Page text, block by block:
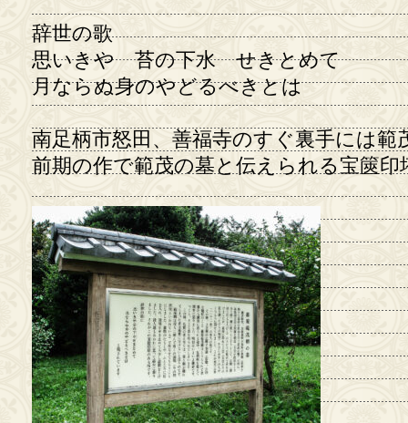
辞世の歌
思いきや 苔の下水 せきとめて
月ならぬ身のやどるべきとは
南足柄市怒田、善福寺のすぐ裏手には範
前期の作で範茂の墓と伝えられる宝篋